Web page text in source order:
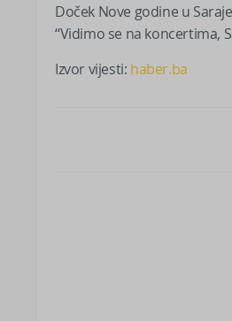
Doček Nove godine u
“Vidimo se na koncertima,
Izvor vijesti: haber.ba